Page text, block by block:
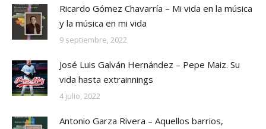
Ricardo Gómez Chavarría – Mi vida en la música
y la música en mi vida
9 septiembre, 2022
José Luis Galván Hernández – Pepe Maiz. Su
vida hasta extrainnings
4 julio, 2022
Antonio Garza Rivera – Aquellos barrios,